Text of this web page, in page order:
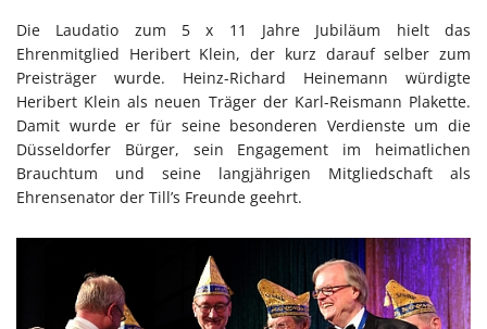
Die Laudatio zum 5 x 11 Jahre Jubiläum hielt das
Ehrenmitglied Heribert Klein, der kurz darauf selber zum
Preisträger wurde. Heinz-Richard Heinemann würdigte
Heribert Klein als neuen Träger der Karl-Reismann Plakette.
Damit wurde er für seine besonderen Verdienste um die
Düsseldorfer Bürger, sein Engagement im heimatlichen
Brauchtum und seine langjährigen Mitgliedschaft als
Ehrensenator der Till’s Freunde geehrt.